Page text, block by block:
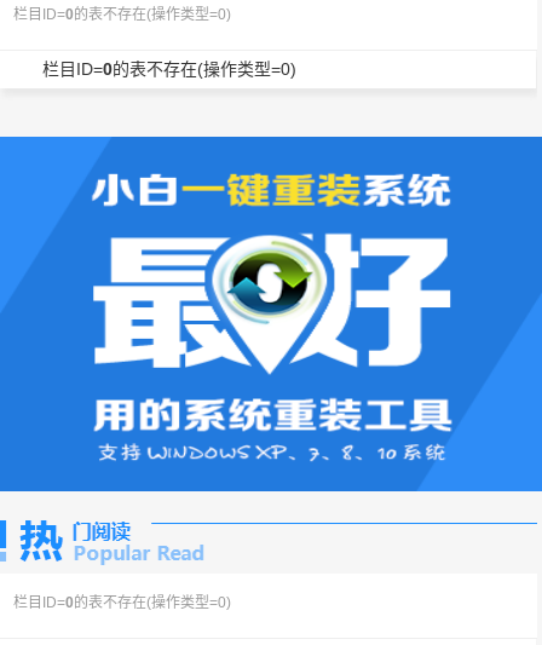
栏目ID=0的表不存在(操作类型=0)
栏目ID=0的表不存在(操作类型=0)
栏目ID=0的表不存在(操作类型=0)